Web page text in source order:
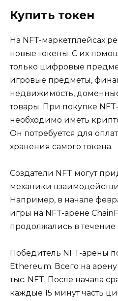
Купить токен
На NFT-маркетплейсах
новые токены. С их
только цифровые
игровые предметы,
недвижимость,
товары. При покупке
необходимо иметь
Он потребуется для
хранения самого токена.
Создатели NFT могут
механики
Например, в начале
игры на NFT-арене
продолжались в течение
Победитель NFT-арены
Ethereum. Всего на
тыс. NFT. После начала
каждые 15 минут часть